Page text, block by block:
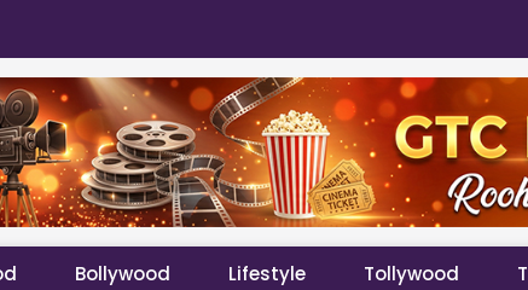
Bollywood Lifestyle Tollywood